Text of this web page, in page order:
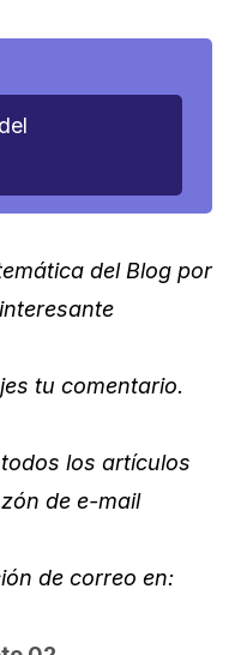
del Blog por
tu comentario.
los artículos
de e-mail
de correo en: